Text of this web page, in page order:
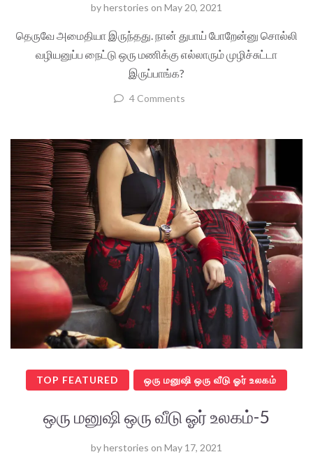
byherstories on May 20, 2021
தெருவே அமைதியா இருந்தது. நான் துபாய் போறேன்னு சொல்லி
வழியனுப்ப நைட்டு ஒரு மணிக்கு எல்லாரும் முழிச்சுட்டா
இருப்பாங்க?
4 Comments
TOP FEATURED ஒரு மனுஷி ஒரு வீடு ஓர் உலகம்
ஒரு மனுஷி ஒரு வீடு ஓர் உலகம்-5
byherstories on May 17, 2021